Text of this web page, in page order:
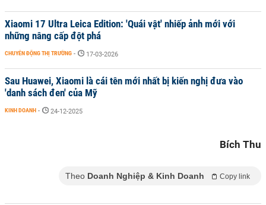
Xiaomi 17 Ultra Leica Edition: 'Quái vật' nhiếp ảnh mới với
những nâng cấp đột phá
CHUYỂN ĐỘNG THỊ TRƯỜNG - 17-03-2026
Sau Huawei, Xiaomi là cái tên mới nhất bị kiến nghị đưa vào
'danh sách đen' của Mỹ
KINH DOANH - 24-12-2025
Bích Thu
Theo Doanh Nghiệp & Kinh Doanh Copy link